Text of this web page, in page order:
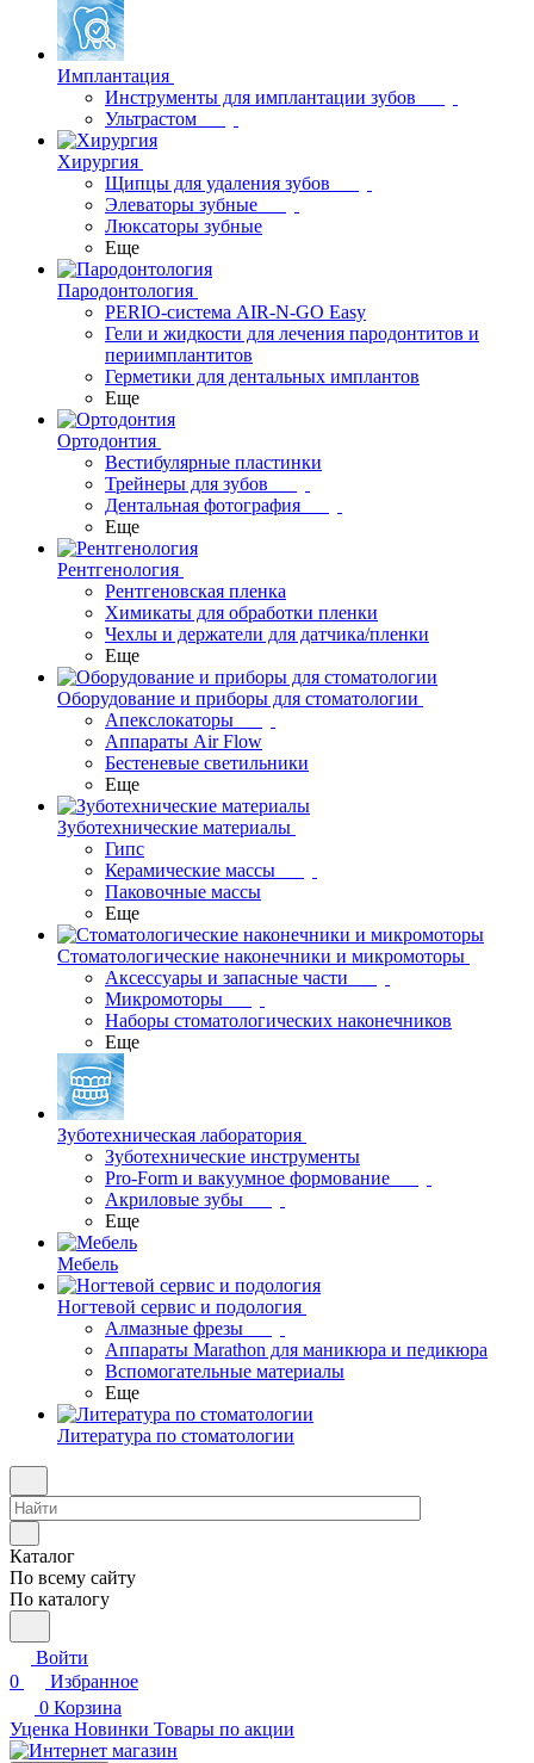
Имплантация
Инструменты для имплантации зубов
Ультрастом
Хирургия
Щипцы для удаления зубов
Элеваторы зубные
Люксаторы зубные
Еще
Пародонтология
PERIO-система AIR-N-GO Easy
Гели и жидкости для лечения пародонтитов и
периимплантитов
Герметики для дентальных имплантов
Еще
Ортодонтия
Вестибулярные пластинки
Трейнеры для зубов
Дентальная фотография
Еще
Рентгенология
Рентгеновская пленка
Химикаты для обработки пленки
Чехлы и держатели для датчика/пленки
Еще
Оборудование и приборы для стоматологии
Апекслокаторы
Аппараты Air Flow
Бестеневые светильники
Еще
Зуботехнические материалы
Гипс
Керамические массы
Паковочные массы
Еще
Стоматологические наконечники и микромоторы
Аксессуары и запасные части
Микромоторы
Наборы стоматологических наконечников
Еще
Зуботехническая лаборатория
Зуботехнические инструменты
Pro-Form и вакуумное формование
Акриловые зубы
Еще
Мебель
Ногтевой сервис и подология
Алмазные фрезы
Аппараты Marathon для маникюра и педикюра
Вспомогательные материалы
Еще
Литература по стоматологии
Каталог
По всему сайту
По каталогу
Войти
0
Избранное
0 Корзина
Уценка Новинки Товары по акции